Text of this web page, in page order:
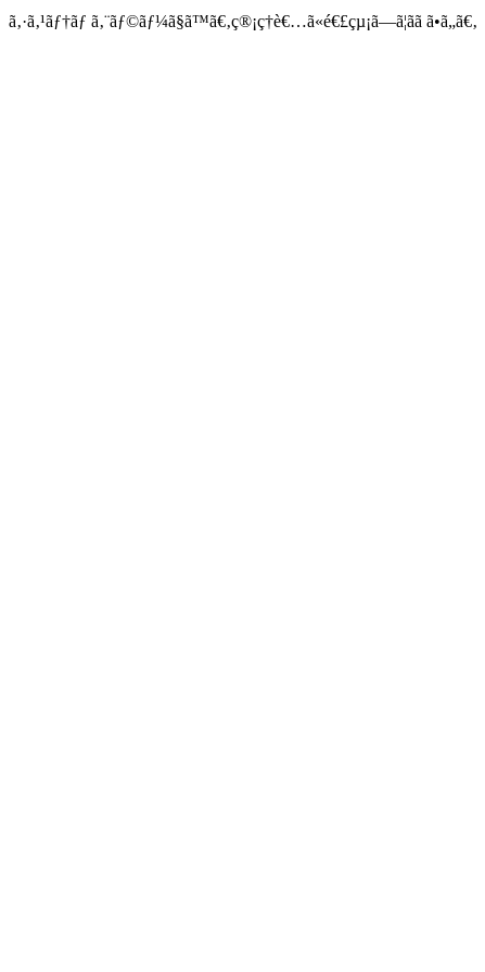
ã‚·ã‚¹ãƒ†ãƒ ã‚¨ãƒ©ãƒ¼ã§ã™ã€‚ç®¡ç†è€…ã«é€£çµ¡ã—ã¦ãã ã•ã„ã€‚